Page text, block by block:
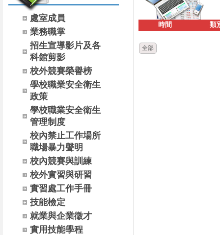
處室成員
業務職掌
招生宣導影片及各
科館剪影
校外競賽榮譽榜
學校職業安全衛生
政策
學校職業安全衛生
管理制度
校內禁止工作場所
職場暴力聲明
校內競賽與訓練
校外實習與研習
實習處工作手冊
技能檢定
就業與企業徵才
實用技能學程
時間 類
全部